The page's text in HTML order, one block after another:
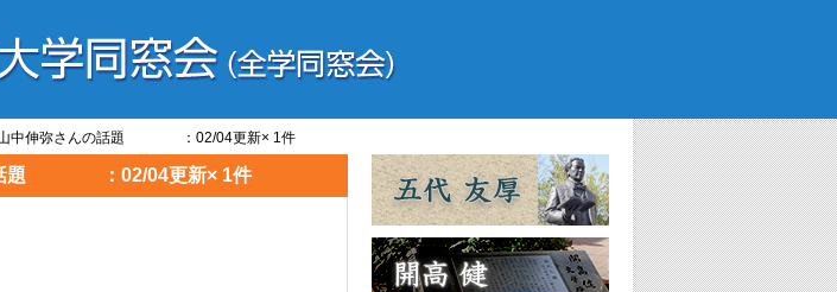
山中伸弥さんの話題 ：02/04更新× 1件
の話題 ：02/04更新× 1件